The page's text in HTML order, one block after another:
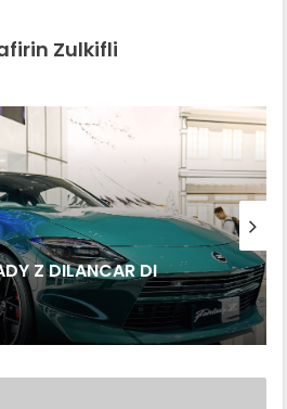
Zulkifli
Z DILANCAR DI